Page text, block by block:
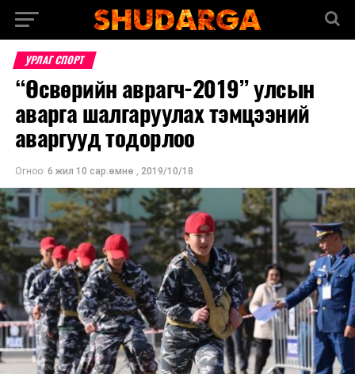
УРЛАГ СПОРТ
“Өсвөрийн аврагч-2019” улсын
аварга шалгаруулах тэмцээний
аваргууд тодорлоо
Огноо: 6 жил 10 сар.өмнө , 2019/10/18